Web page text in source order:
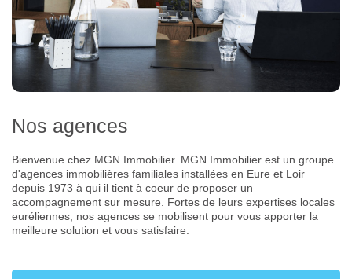
Nos agences
Bienvenue chez MGN Immobilier. MGN Immobilier est un groupe
d'agences immobilières familiales installées en Eure et Loir
depuis 1973 à qui il tient à coeur de proposer un
accompagnement sur mesure. Fortes de leurs expertises locales
euréliennes, nos agences se mobilisent pour vous apporter la
meilleure solution et vous satisfaire.